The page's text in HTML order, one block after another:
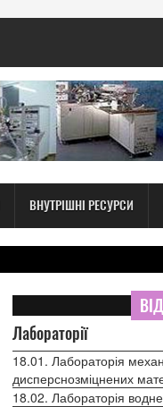
ВНУТРІШНІ РЕСУРСИ
Лабораторії
18.01. Лабораторія
дисперснозміцнених
18.02. Лабораторія